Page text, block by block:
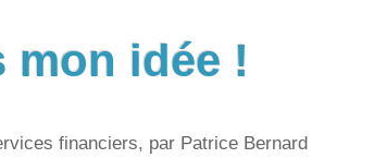
mon idée !
financiers, par Patrice Bernard